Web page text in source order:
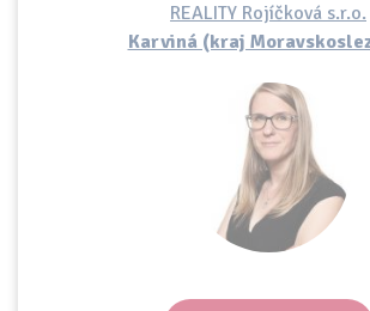
REALITY Rojíčková s.r.o.
Karviná (kraj